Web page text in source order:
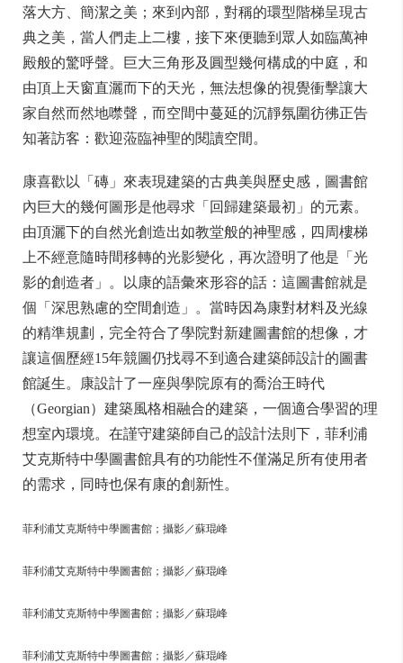
落大方、簡潔之美；來到內部，對稱的環型階梯呈現古
典之美，當人們走上二樓，接下來便聽到眾人如臨萬神
殿般的驚呼聲。巨大三角形及圓型幾何構成的中庭，和
由頂上天窗直灑而下的天光，無法想像的視覺衝擊讓大
家自然而然地噤聲，而空間中蔓延的沉靜氛圍彷彿正告
知著訪客：歡迎蒞臨神聖的閱讀空間。
康喜歡以「磚」來表現建築的古典美與歷史感，圖書館
內巨大的幾何圖形是他尋求「回歸建築最初」的元素。
由頂灑下的自然光創造出如教堂般的神聖感，四周樓梯
上不經意隨時間移轉的光影變化，再次證明了他是「光
影的創造者」。以康的語彙來形容的話：這圖書館就是
個「深思熟慮的空間創造」。當時因為康對材料及光線
的精準規劃，完全符合了學院對新建圖書館的想像，才
讓這個歷經15年競圖仍找尋不到適合建築師設計的圖書
館誕生。康設計了一座與學院原有的喬治王時代
（Georgian）建築風格相融合的建築，一個適合學習的理
想室內環境。在謹守建築師自己的設計法則下，菲利浦
艾克斯特中學圖書館具有的功能性不僅滿足所有使用者
的需求，同時也保有康的創新性。
菲利浦艾克斯特中學圖書館；攝影／蘇琨峰
菲利浦艾克斯特中學圖書館；攝影／蘇琨峰
菲利浦艾克斯特中學圖書館；攝影／蘇琨峰
菲利浦艾克斯特中學圖書館；攝影／蘇琨峰